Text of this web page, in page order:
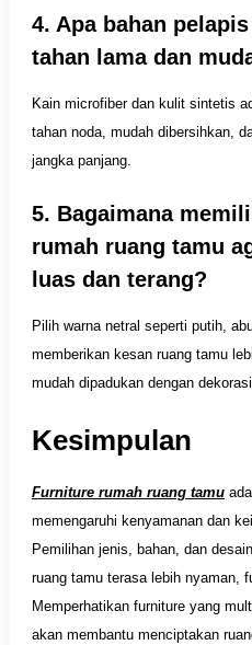
4. Apa bahan
tahan lama dan
Kain microfiber dan kulit sintetis
tahan noda, mudah dibersihkan,
jangka panjang.
5. Bagaimana
rumah ruang tamu
luas dan terang?
Pilih warna netral seperti putih,
memberikan kesan ruang tamu
mudah dipadukan dengan
Kesimpulan
Furniture rumah ruang tamu
memengaruhi kenyamanan dan
Pemilihan jenis, bahan, dan
ruang tamu terasa lebih nyaman,
Memperhatikan furniture yang
akan membantu menciptakan